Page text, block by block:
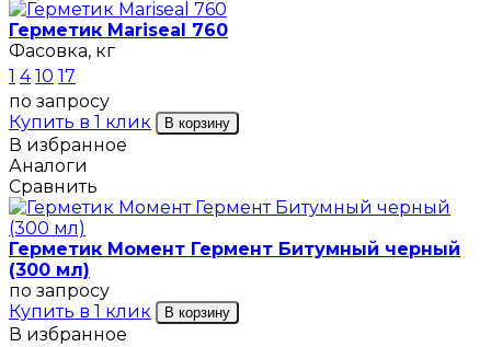
Герметик Mariseal 760
Фасовка, кг
1 4 10 17
по запросу
Купить в 1 клик
В корзину
В избранное
Аналоги
Сравнить
Герметик Момент Гермент Битумный черный
(300 мл)
по запросу
Купить в 1 клик
В корзину
В избранное